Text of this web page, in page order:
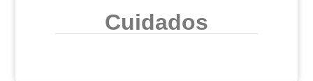
Cuidados